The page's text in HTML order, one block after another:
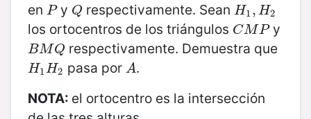
en P
Py Q
Q respectivamente. Sean H1, H2
H1, H2
los ortocentros de los triángulos CM P
CMP y
BMQ
BMQ respectivamente. Demuestra que
H1 H2
H1H2 pasa por A
A.
NOTA: el ortocentro es la intersección